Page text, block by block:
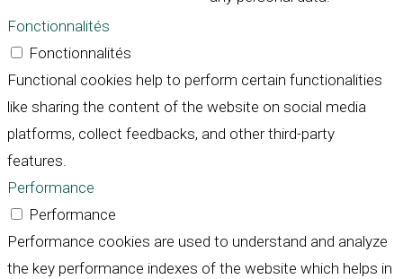
Fonctionnalités
Fonctionnalités
Functional cookies help to perform certain functionalities
like sharing the content of the website on social media
platforms, collect feedbacks, and other third-party
features.
Performance
Performance
Performance cookies are used to understand and analyze
the key performance indexes of the website which helps in